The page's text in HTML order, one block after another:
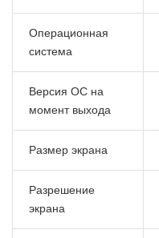
Операционная
система
Версия ОС на
момент выхода
Размер экрана
Разрешение
экрана